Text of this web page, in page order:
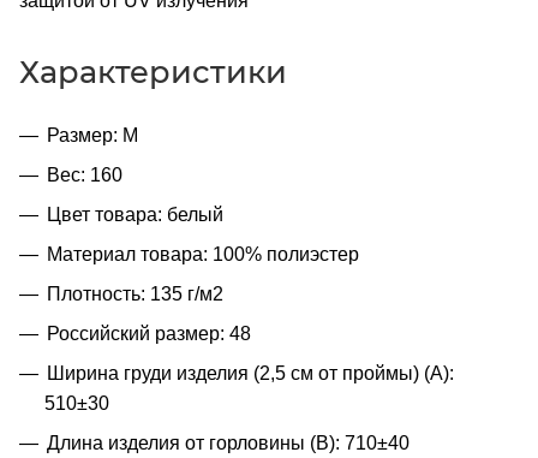
Характеристики
Размер: M
Вес: 160
Цвет товара: белый
Материал товара: 100% полиэстер
Плотность: 135 г/м2
Российский размер: 48
Ширина груди изделия (2,5 см от проймы) (A):
510±30
Длина изделия от горловины (B): 710±40